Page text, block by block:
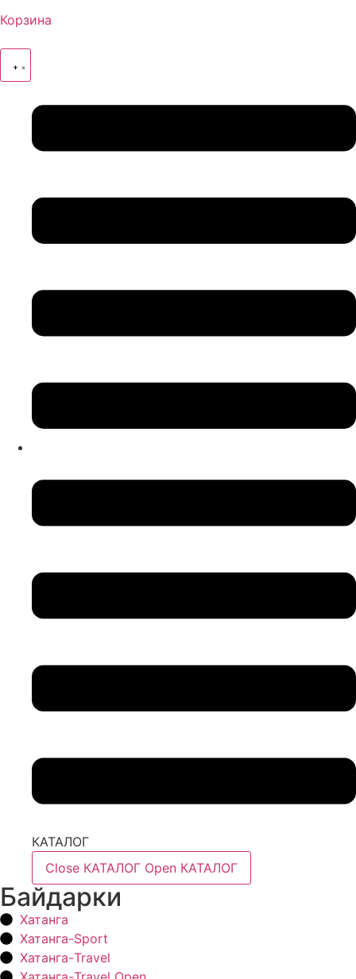
Корзина
КАТАЛОГ
Close КАТАЛОГ Open КАТАЛОГ
Байдарки
Хатанга
Хатанга-Sport
Хатанга-Travel